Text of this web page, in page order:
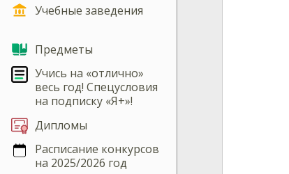
Учебные заведения
Предметы
Учись на «отлично»
весь год! Спецусловия
на подписку «Я+»!
Дипломы
Расписание конкурсов
на 2025/2026 год